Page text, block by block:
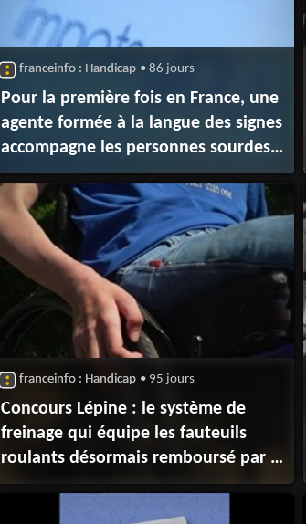
franceinfo : Handicap • 86 jours
Pour la première fois en France, une
agente formée à la langue des signes
accompagne les personnes sourdes
et malentendantes dans leur
déclaration d'impôts
franceinfo : Handicap • 95 jours
Concours Lépine : le système de
freinage qui équipe les fauteuils
roulants désormais remboursé par la
Sécurité sociale